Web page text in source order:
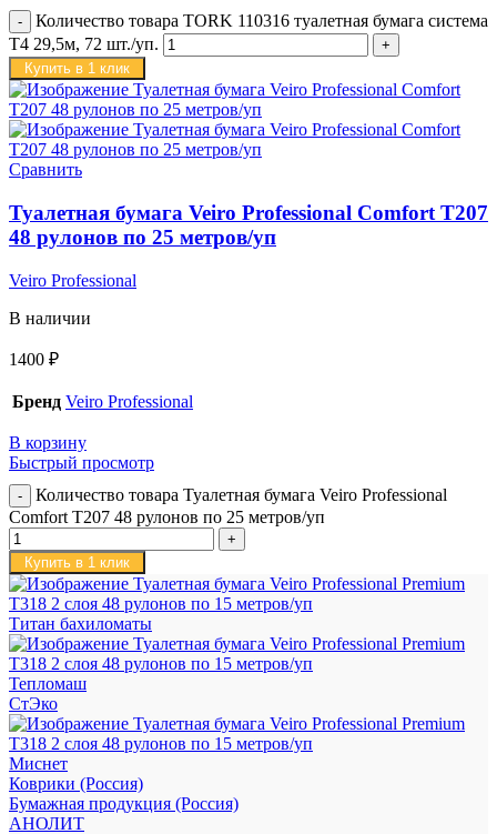
Количество товара TORK 110316 туалетная бумага система
Т4 29,5м, 72 шт./уп.
Купить в 1 клик
Сравнить
Туалетная бумага Veiro Professional Comfort T207
48 рулонов по 25 метров/уп
Veiro Professional
В наличии
1400 ₽
Бренд Veiro Professional
В корзину
Быстрый просмотр
Количество товара Туалетная бумага Veiro Professional
Comfort T207 48 рулонов по 25 метров/уп
Купить в 1 клик
Титан бахиломаты
Тепломаш
СтЭко
Миснет
Коврики (Россия)
Бумажная продукция (Россия)
АНОЛИТ